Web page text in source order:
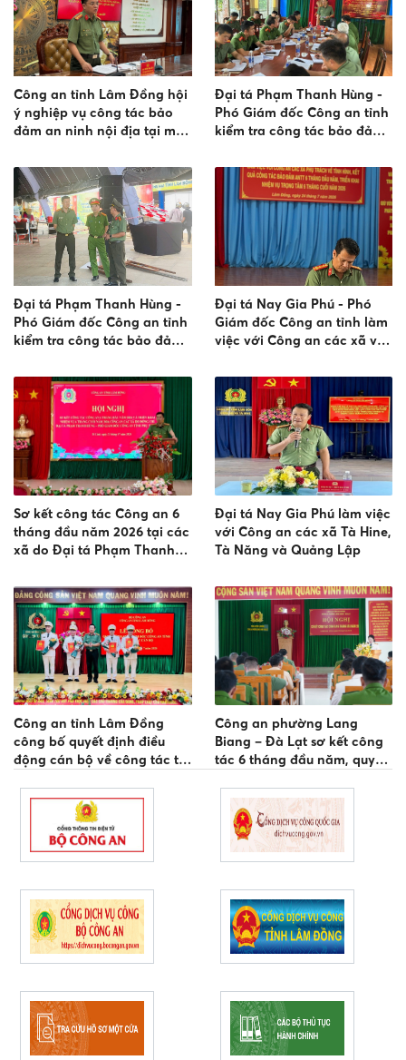
Công an tỉnh Lâm Đồng hội
ý nghiệp vụ công tác bảo
đảm an ninh nội địa tại một
Đại tá Phạm Thanh Hùng -
Phó Giám đốc Công an tỉnh
kiểm tra công tác bảo đảm
nghiệp Nhân Cơ
Đại tá Phạm Thanh Hùng -
Phó Giám đốc Công an tỉnh
kiểm tra công tác bảo đảm
trọng điểm
Đại tá Nay Gia Phú - Phó
Giám đốc Công an tỉnh làm
việc với Công an các xã về
trật tự
Sơ kết công tác Công an 6
tháng đầu năm 2026 tại các
xã do Đại tá Phạm Thanh
Đại tá Nay Gia Phú làm việc
với Công an các xã Tà Hine,
Tà Năng và Quảng Lập
Công an tỉnh Lâm Đồng
công bố quyết định điều
động cán bộ về công tác tại
Công an phường Lang
Biang – Đà Lạt sơ kết công
tác 6 tháng đầu năm, quyết
nhiệm vụ năm 2026